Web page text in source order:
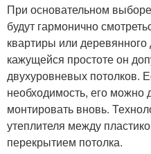
При основательном
будут гармонично
квартиры или
кажущейся простоте он
двухуровневых потолков.
необходимость, его можно
монтировать вновь.
утеплителя между
перекрытием потолка.